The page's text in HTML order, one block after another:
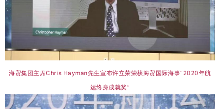
海贸集团主席Chris Hayman先生宣布许立荣荣获海贸国际海事“2020年航
运终身成就奖”